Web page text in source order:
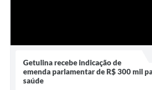
Getulina recebe indicação de
emenda parlamentar de R$ 300 mil
saúde